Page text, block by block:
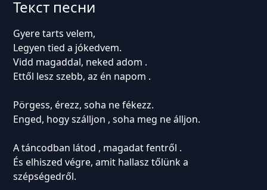
Текст песни
Gyere tarts velem,
Legyen tied a jókedvem.
Vidd magaddal, neked adom .
Ettől lesz szebb, az én napom .
Pörgess, érezz, soha ne fékezz.
Enged, hogy szálljon , soha meg ne álljon.
A táncodban látod , magadat fentről .
És elhiszed végre, amit hallasz tőlünk a
szépségedről.